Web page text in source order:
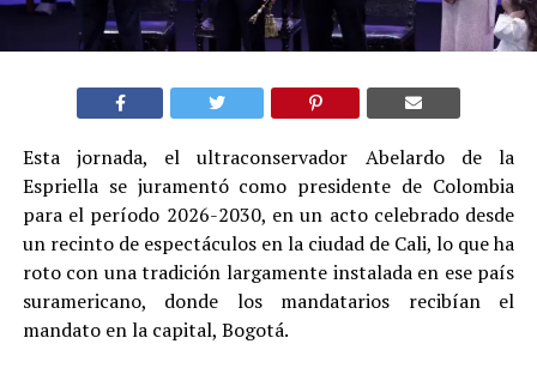
Esta jornada, el ultraconservador Abelardo de la
Espriella se juramentó como presidente de Colombia
para el período 2026-2030, en un acto celebrado desde
un recinto de espectáculos en la ciudad de Cali, lo que ha
roto con una tradición largamente instalada en ese país
suramericano, donde los mandatarios recibían el
mandato en la capital, Bogotá.